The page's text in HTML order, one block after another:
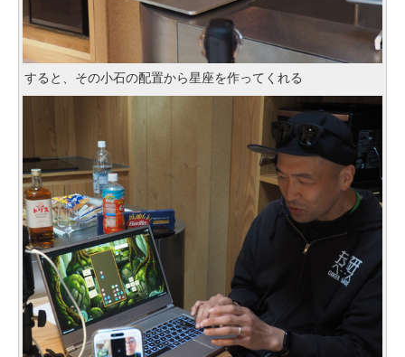
すると、その小石の配置から星座を作ってくれる